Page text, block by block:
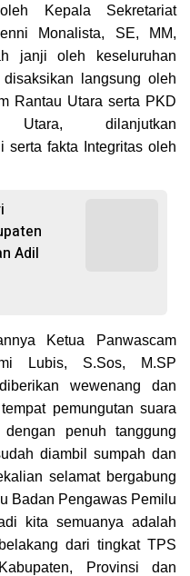
Kepala Sekretariat
Monalista, SE, MM,
janji oleh keseluruhan
langsung oleh
Rantau Utara serta PKD
Utara, dilanjutkan
serta fakta Integritas oleh
Adil
Ketua Panwascam
Lubis, S.Sos, M.SP
wewenang dan
pemungutan suara
dengan penuh tanggung
diambil sumpah dan
selamat bergabung
Badan Pengawas Pemilu
kita semuanya adalah
dari tingkat TPS
Provinsi dan